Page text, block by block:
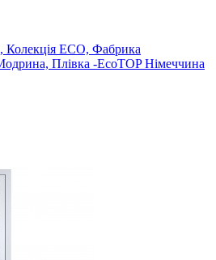
Колекція ECO, Фабрика
Плівка -EcoTOP Німеччина